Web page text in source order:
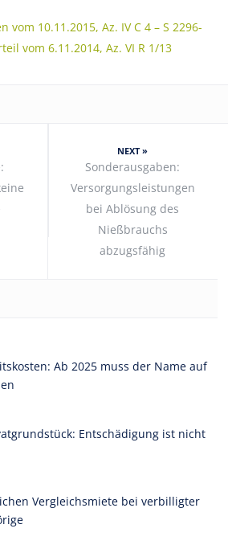
vom 10.11.2015, Az. IV C 4 – S 2296-
vom 6.11.2014, Az. VI R 1/13
NEXT »
Sonderausgaben:
Versorgungsleistungen
bei Ablösung des
Nießbrauchs
abzugsfähig
Ab 2025 muss der Name auf
Entschädigung ist nicht
Vergleichsmiete bei verbilligter